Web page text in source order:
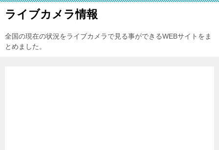
ライブカメラ情報
全国の現在の状況をライブカメラで見る事ができるWEBサイトをま
とめました。